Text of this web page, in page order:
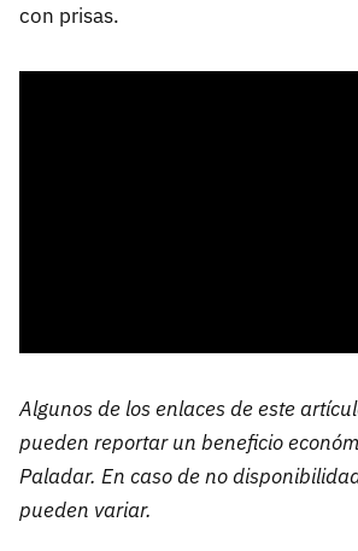
con prisas.
Algunos de los enlaces de este
pueden reportar un beneficio
Paladar. En caso de no
pueden variar.